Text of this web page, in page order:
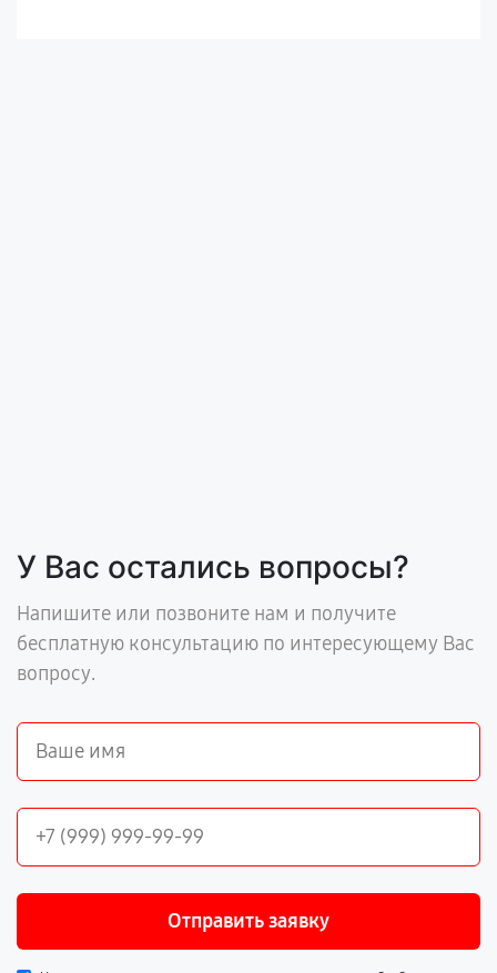
У Вас остались вопросы?
Напишите или позвоните нам и получите
бесплатную консультацию по интересующему Вас
вопросу.
Отправить заявку